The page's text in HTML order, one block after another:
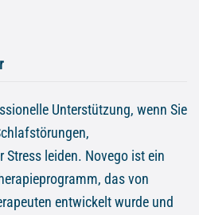
Unterstützung, wenn Sie
leiden. Novego ist ein
das von
entwickelt wurde und